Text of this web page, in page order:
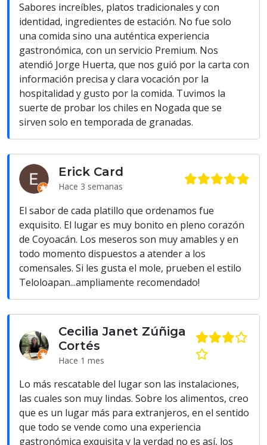
Sabores increíbles, platos tradicionales y con
identidad, ingredientes de estación. No fue solo
una comida sino una auténtica experiencia
gastronómica, con un servicio Premium. Nos
atendió Jorge Huerta, que nos guió por la carta con
información precisa y clara vocación por la
hospitalidad y gusto por la comida. Tuvimos la
suerte de probar los chiles en Nogada que se
sirven solo en temporada de granadas.
Erick Card
Hace 3 semanas
El sabor de cada platillo que ordenamos fue
exquisito. El lugar es muy bonito en pleno corazón
de Coyoacán. Los meseros son muy amables y en
todo momento dispuestos a atender a los
comensales. Si les gusta el mole, prueben el estilo
Teloloapan...ampliamente recomendado!
Cecilia Janet Zúñiga
Cortés
Hace 1 mes
Lo más rescatable del lugar son las instalaciones,
las cuales son muy lindas. Sobre los alimentos, creo
que es un lugar más para extranjeros, en el sentido
que todo se vende como una experiencia
gastronómica exquisita y la verdad no es así, los